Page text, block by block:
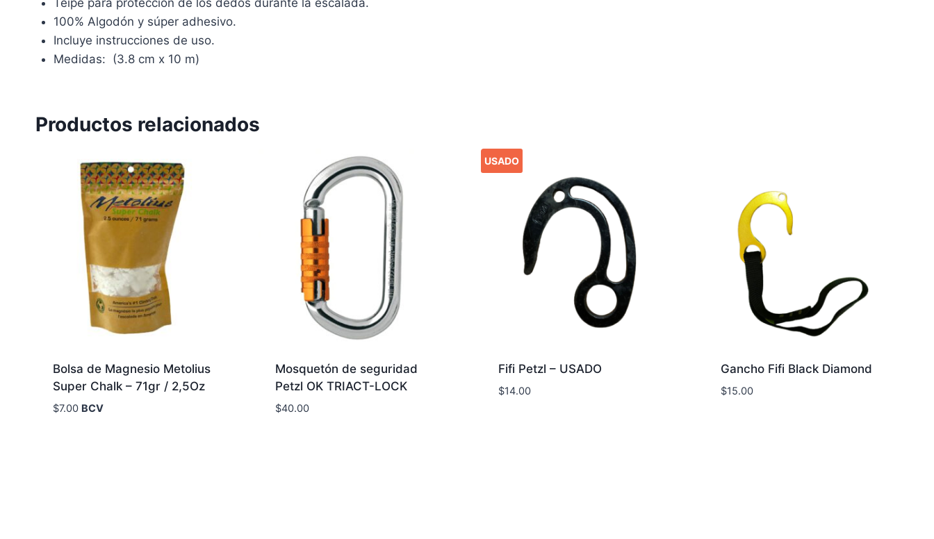
100% Algodón y súper adhesivo.
Incluye instrucciones de uso.
Medidas: (3.8 cm x 10 m)
Productos relacionados
Bolsa de Magnesio Metolius
Super Chalk – 71gr / 2,5Oz
$7.00 BCV
Mosquetón de seguridad
Petzl OK TRIACT-LOCK
$40.00
USADO
Fifi Petzl – USADO
$14.00
Gancho Fifi Black Diamond
$15.00